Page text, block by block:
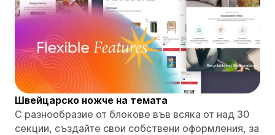
Швейцарско ножче на темата
С разнообразие от блокове във всяка от над 30
секции, създайте свои собствени оформления, за